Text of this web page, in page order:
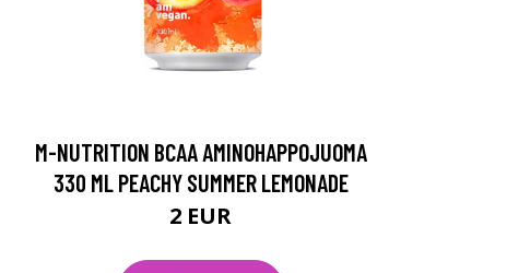
M-NUTRITION BCAA AMINOHAPPOJUOMA
330 ML PEACHY SUMMER LEMONADE
2 EUR